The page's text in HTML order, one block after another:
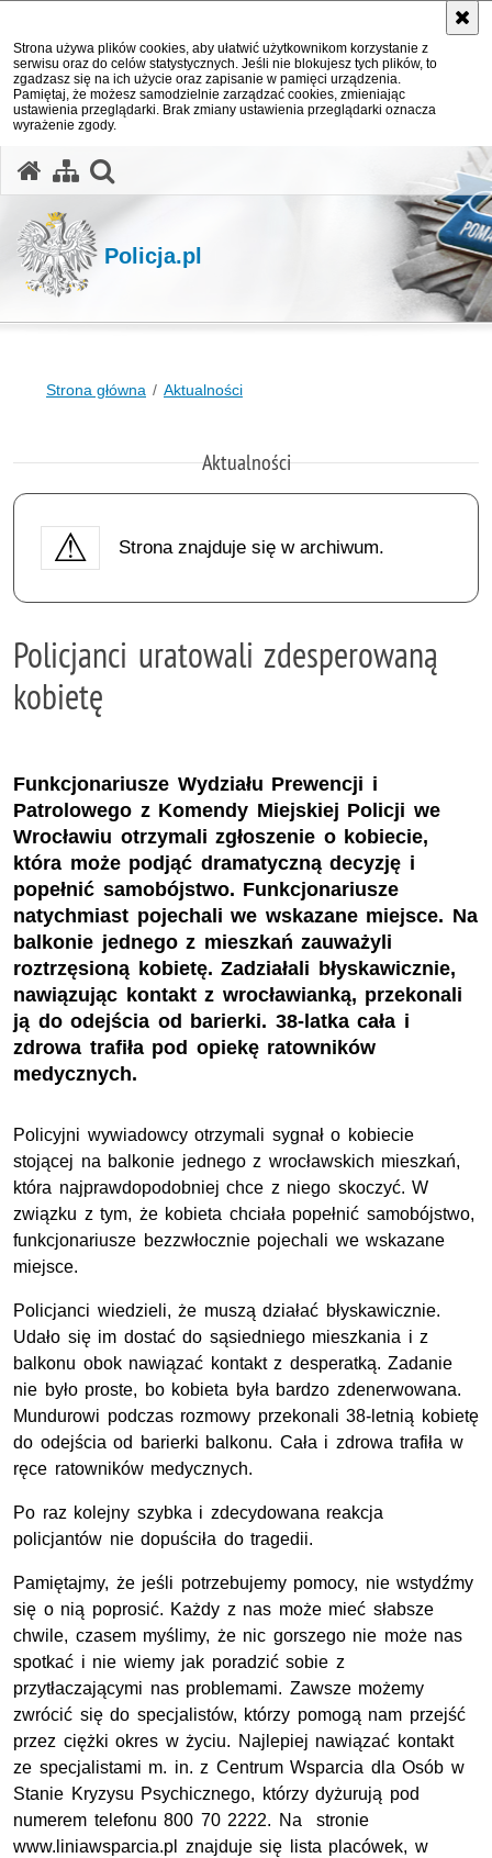
Strona używa plików cookies, aby ułatwić użytkownikom korzystanie z
serwisu oraz do celów statystycznych. Jeśli nie blokujesz tych plików, to
zgadzasz się na ich użycie oraz zapisanie w pamięci urządzenia.
Pamiętaj, że możesz samodzielnie zarządzać cookies, zmieniając
ustawienia przeglądarki. Brak zmiany ustawienia przeglądarki oznacza
wyrażenie zgody.
Policja.pl
Strona główna Aktualności
Aktualności
Strona znajduje się w archiwum.
Policjanci uratowali zdesperowaną
kobietę
Funkcjonariusze Wydziału Prewencji i
Patrolowego z Komendy Miejskiej Policji we
Wrocławiu otrzymali zgłoszenie o kobiecie,
która może podjąć dramatyczną decyzję i
popełnić samobójstwo. Funkcjonariusze
natychmiast pojechali we wskazane miejsce. Na
balkonie jednego z mieszkań zauważyli
roztrzęsioną kobietę. Zadziałali błyskawicznie,
nawiązując kontakt z wrocławianką, przekonali
ją do odejścia od barierki. 38-latka cała i
zdrowa trafiła pod opiekę ratowników
medycznych.
Policyjni wywiadowcy otrzymali sygnał o kobiecie
stojącej na balkonie jednego z wrocławskich mieszkań,
która najprawdopodobniej chce z niego skoczyć. W
związku z tym, że kobieta chciała popełnić samobójstwo,
funkcjonariusze bezzwłocznie pojechali we wskazane
miejsce.
Policjanci wiedzieli, że muszą działać błyskawicznie.
Udało się im dostać do sąsiedniego mieszkania i z
balkonu obok nawiązać kontakt z desperatką. Zadanie
nie było proste, bo kobieta była bardzo zdenerwowana.
Mundurowi podczas rozmowy przekonali 38-letnią kobietę
do odejścia od barierki balkonu. Cała i zdrowa trafiła w
ręce ratowników medycznych.
Po raz kolejny szybka i zdecydowana reakcja
policjantów nie dopuściła do tragedii.
Pamiętajmy, że jeśli potrzebujemy pomocy, nie wstydźmy
się o nią poprosić. Każdy z nas może mieć słabsze
chwile, czasem myślimy, że nic gorszego nie może nas
spotkać i nie wiemy jak poradzić sobie z
przytłaczającymi nas problemami. Zawsze możemy
zwrócić się do specjalistów, którzy pomogą nam przejść
przez ciężki okres w życiu. Najlepiej nawiązać kontakt
ze specjalistami m. in. z Centrum Wsparcia dla Osób w
Stanie Kryzysu Psychicznego, którzy dyżurują pod
numerem telefonu 800 70 2222. Na stronie
www.liniawsparcia.pl znajduje się lista placówek, w